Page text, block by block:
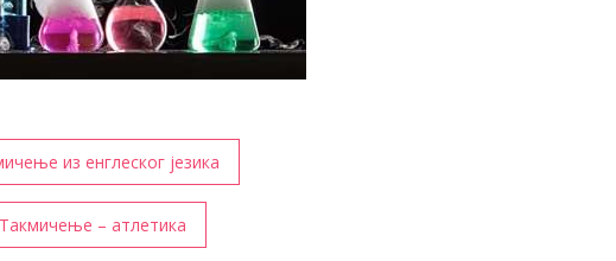
из енглеског језика
Такмичење – атлетика